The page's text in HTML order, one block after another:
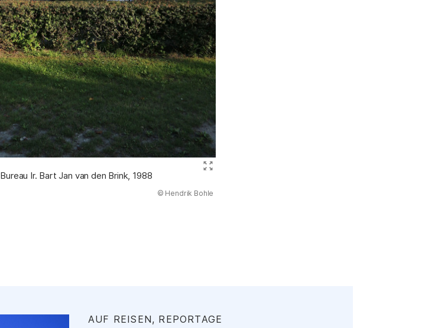
Bureau Ir. Bart Jan van den Brink, 1988
© Hendrik Bohle
AUF REISEN, REPORTAGE